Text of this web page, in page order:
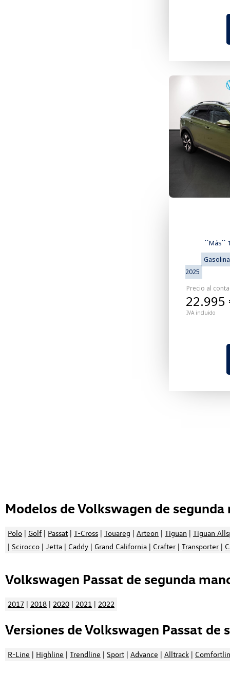
``Más``
Gasolina
2025
Precio al
IVA incluido
22.995
Modelos de Volkswagen de segunda
Polo | Golf | Passat | T-Cross | Touareg | Arteon | Tiguan | Tiguan
| Scirocco | Jetta | Caddy | Grand California | Crafter | Transporter |
Volkswagen Passat de segunda
2017 | 2018 | 2020 | 2021 | 2022
Versiones de Volkswagen Passat de
R-Line | Highline | Trendline | Sport | Advance | Alltrack |